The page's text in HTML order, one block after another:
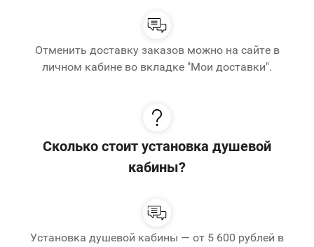
Отменить доставку заказов можно на сайте в
личном кабине во вкладке "Мои доставки".
Сколько стоит установка душевой
кабины?
Установка душевой кабины — от 5 600 рублей в